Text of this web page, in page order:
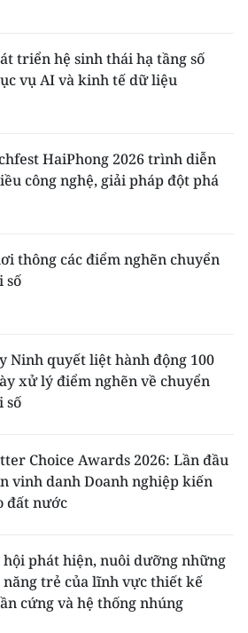
triển hệ sinh thái hạ tầng số
vụ AI và kinh tế dữ liệu
HaiPhong 2026 trình diễn
công nghệ, giải pháp đột phá
thông các điểm nghẽn chuyển
số
Ninh quyết liệt hành động 100
xử lý điểm nghẽn về chuyển
số
Choice Awards 2026: Lần đầu
vinh danh Doanh nghiệp kiến
đất nước
hội phát hiện, nuôi dưỡng những
trẻ của lĩnh vực thiết kế
cứng và hệ thống nhúng